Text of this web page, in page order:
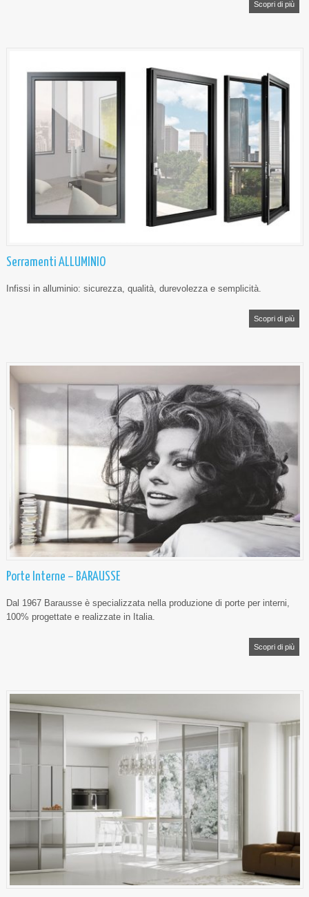
Scopri di più
Serramenti ALLUMINIO
Infissi in alluminio: sicurezza, qualità, durevolezza e semplicità.
Scopri di più
Porte Interne – BARAUSSE
Dal 1967 Barausse è specializzata nella produzione di porte per interni,
100% progettate e realizzate in Italia.
Scopri di più